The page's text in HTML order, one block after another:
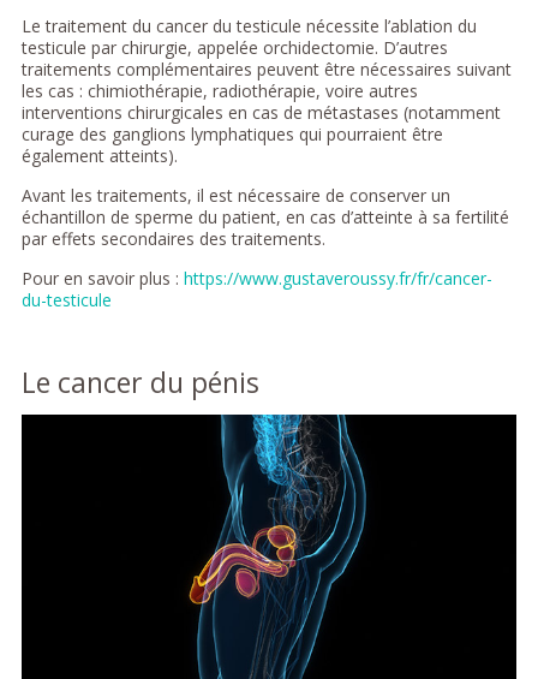
Le traitement du cancer du testicule nécessite l’ablation du
testicule par chirurgie, appelée orchidectomie. D’autres
traitements complémentaires peuvent être nécessaires suivant
les cas : chimiothérapie, radiothérapie, voire autres
interventions chirurgicales en cas de métastases (notamment
curage des ganglions lymphatiques qui pourraient être
également atteints).
Avant les traitements, il est nécessaire de conserver un
échantillon de sperme du patient, en cas d’atteinte à sa fertilité
par effets secondaires des traitements.
Pour en savoir plus : https://www.gustaveroussy.fr/fr/cancer-
du-testicule
Le cancer du pénis